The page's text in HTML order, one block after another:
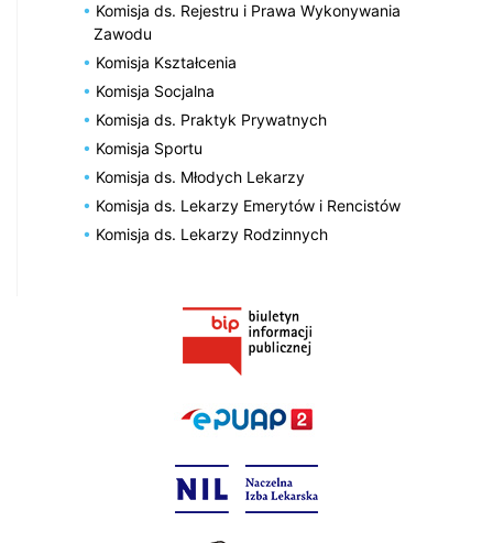
Komisja ds. Rejestru i Prawa Wykonywania
Zawodu
Komisja Kształcenia
Komisja Socjalna
Komisja ds. Praktyk Prywatnych
Komisja Sportu
Komisja ds. Młodych Lekarzy
Komisja ds. Lekarzy Emerytów i Rencistów
Komisja ds. Lekarzy Rodzinnych